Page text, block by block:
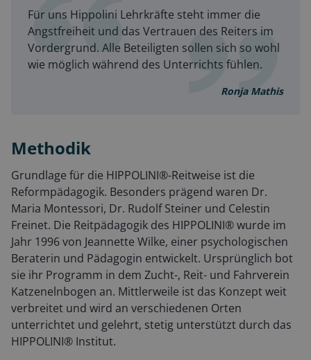
Für uns Hippolini Lehrkräfte steht immer die
Angstfreiheit und das Vertrauen des Reiters im
Vordergrund. Alle Beteiligten sollen sich so wohl
wie möglich während des Unterrichts fühlen.
Ronja Mathis
Methodik
Grundlage für die HIPPOLINI®-Reitweise ist die
Reformpädagogik. Besonders prägend waren Dr.
Maria Montessori, Dr. Rudolf Steiner und Celestin
Freinet. Die Reitpädagogik des HIPPOLINI® wurde im
Jahr 1996 von Jeannette Wilke, einer psychologischen
Beraterin und Pädagogin entwickelt. Ursprünglich bot
sie ihr Programm in dem Zucht-, Reit- und Fahrverein
Katzenelnbogen an. Mittlerweile ist das Konzept weit
verbreitet und wird an verschiedenen Orten
unterrichtet und gelehrt, stetig unterstützt durch das
HIPPOLINI® Institut.